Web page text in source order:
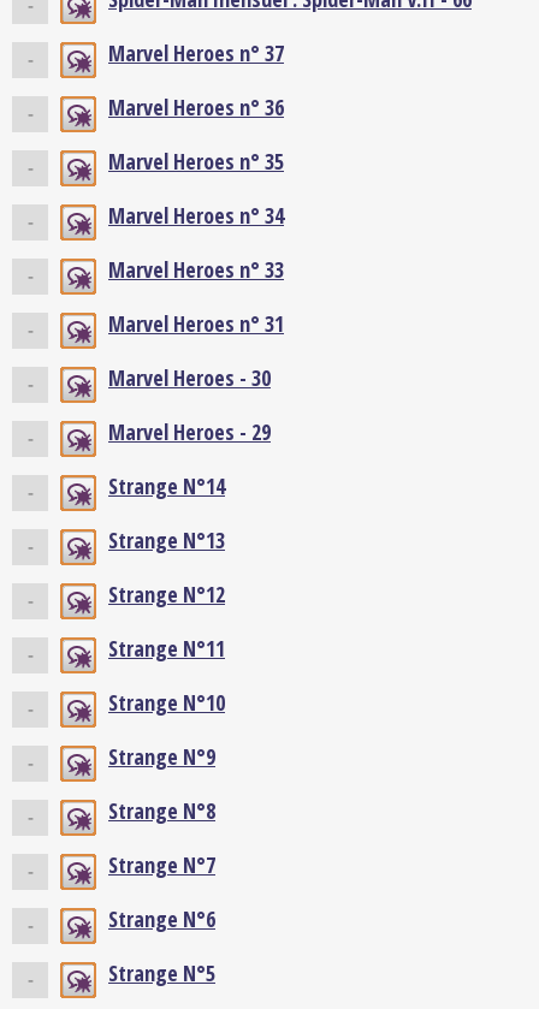
-
- Marvel Heroes n° 37
- Marvel Heroes n° 36
- Marvel Heroes n° 35
- Marvel Heroes n° 34
- Marvel Heroes n° 33
- Marvel Heroes n° 31
- Marvel Heroes - 30
- Marvel Heroes - 29
- Strange N°14
- Strange N°13
- Strange N°12
- Strange N°11
- Strange N°10
- Strange N°9
- Strange N°8
- Strange N°7
- Strange N°6
- Strange N°5